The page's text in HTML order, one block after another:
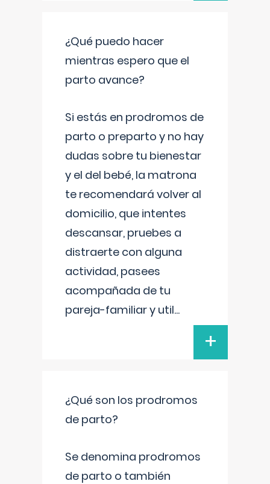
¿Qué puedo hacer
mientras espero que el
parto avance?
Si estás en prodromos de
parto o preparto y no hay
dudas sobre tu bienestar
y el del bebé, la matrona
te recomendará volver al
domicilio, que intentes
descansar, pruebes a
distraerte con alguna
actividad, pasees
acompañada de tu
pareja-familiar y util...
+
¿Qué son los prodromos
de parto?
Se denomina prodromos
de parto o también